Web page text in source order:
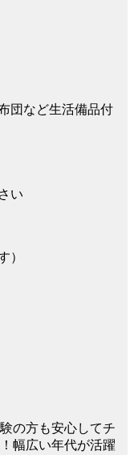
団など生活備品付
い
）
の方も安心してチ
幅広い年代が活躍